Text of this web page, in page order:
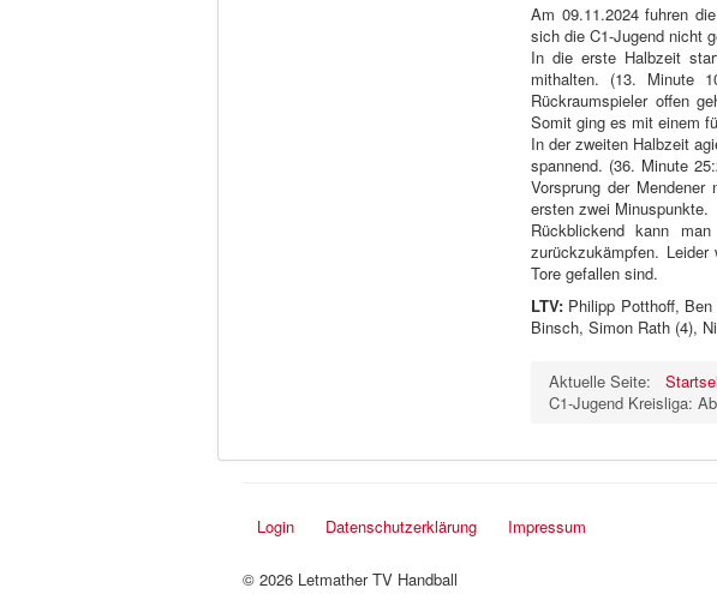
Am 09.11.2024 fuhren
sich die C1-Jugend nicht
In die erste Halbzeit
mithalten. (13. Minute
Rückraumspieler offen
Somit ging es mit einem
In der zweiten Halbzeit
spannend. (36. Minute
Vorsprung der
ersten zwei Minuspunkte.
Rückblickend kann
zurückzukämpfen.
Tore gefallen sind.
LTV: Philipp Potthoff,
Binsch, Simon Rath (4),
Aktuelle Seite:
C1-Jugend Kreisliga:
Login Datenschutzerklärung Impressum
© 2026 Letmather TV Handball